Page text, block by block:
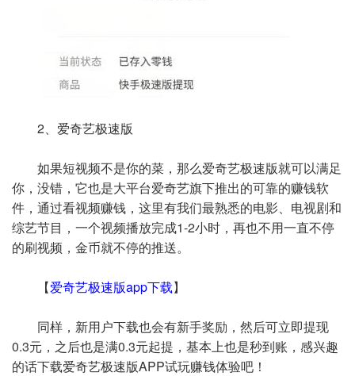
2、爱奇艺极速版
如果短视频不是你的菜，那么爱奇艺极速版就可以满足
你，没错，它也是大平台爱奇艺旗下推出的可靠的赚钱软
件，通过看视频赚钱，这里有我们最熟悉的电影、电视剧和
综艺节目，一个视频播放完成1-2小时，再也不用一直不停
的刷视频，金币就不停的推送。
【爱奇艺极速版app下载】
同样，新用户下载也会有新手奖励，然后可立即提现
0.3元，之后也是满0.3元起提，基本上也是秒到账，感兴趣
的话下载爱奇艺极速版APP试玩赚钱体验吧！